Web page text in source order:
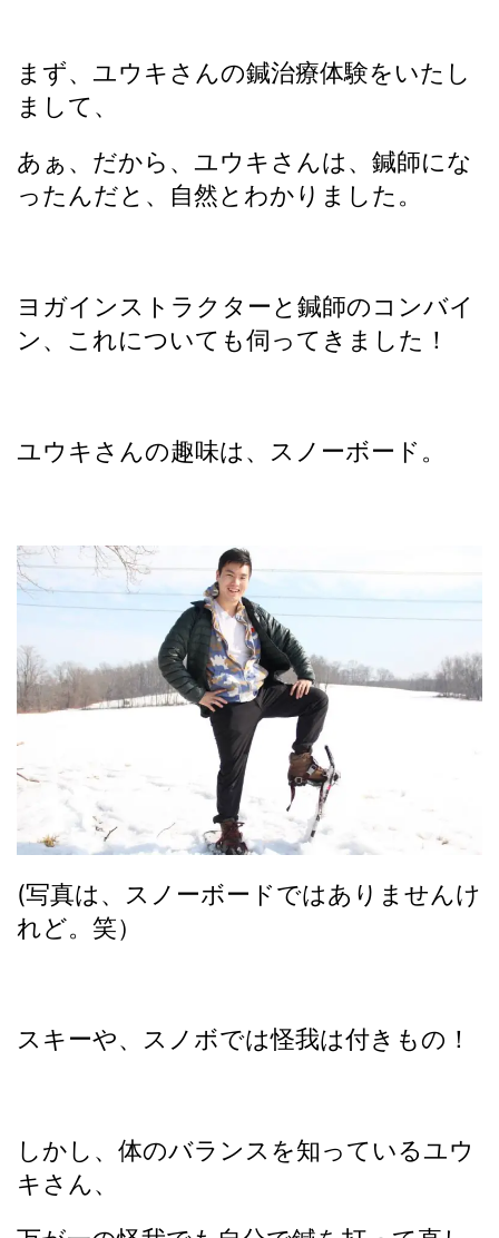
まず、ユウキさんの鍼治療体験をいたし
まして、
あぁ、だから、ユウキさんは、鍼師にな
ったんだと、自然とわかりました。
ヨガインストラクターと鍼師のコンバイ
ン、これについても伺ってきました！
ユウキさんの趣味は、スノーボード。
(写真は、スノーボードではありませんけ
れど。笑）
スキーや、スノボでは怪我は付きもの！
しかし、体のバランスを知っているユウ
キさん、